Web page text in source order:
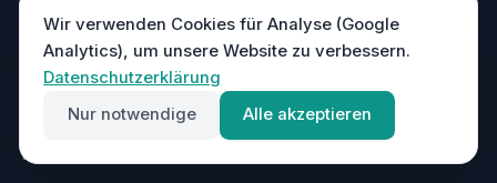
Funktionen
Vergleich
Elektriker
Heizung & Sanitär
Wir verwenden Cookies für Analyse (Google
Analytics), um unsere Website zu verbessern.
Datenschutzerklärung
Nur notwendige
Alle akzeptieren